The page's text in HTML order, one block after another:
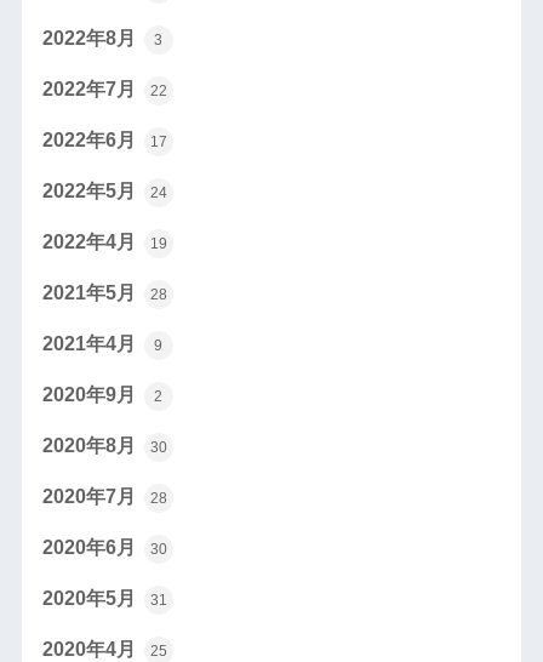
2022年8月 3
2022年7月 22
2022年6月 17
2022年5月 24
2022年4月 19
2021年5月 28
2021年4月 9
2020年9月 2
2020年8月 30
2020年7月 28
2020年6月 30
2020年5月 31
2020年4月 25